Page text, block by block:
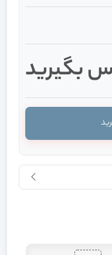
بگیرید